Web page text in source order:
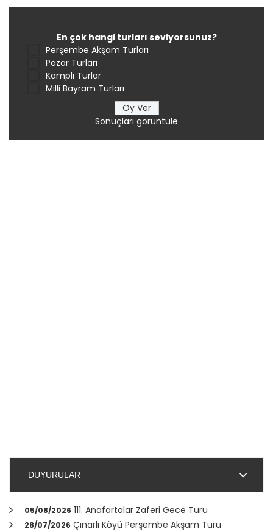
En çok hangi turları seviyorsunuz?
Perşembe Akşam Turları
Pazar Turları
Kamplı Turlar
Milli Bayram Turları
Sonuçları görüntüle
DUYURULAR
05/08/2026 111. Anafartalar Zaferi Gece Turu
28/07/2026 Çınarlı Köyü Perşembe Akşam Turu